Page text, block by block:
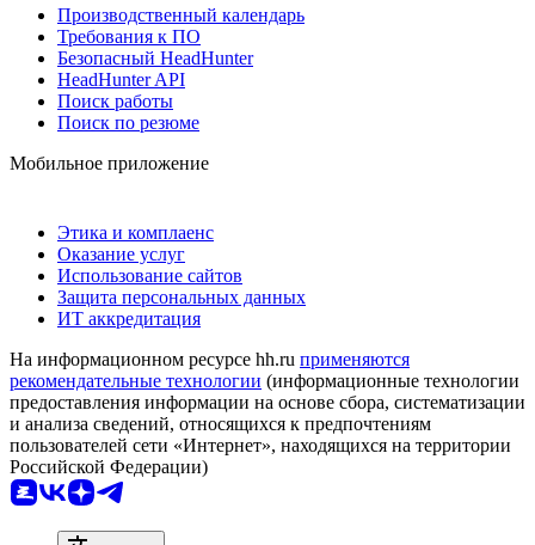
Производственный календарь
Требования к ПО
Безопасный HeadHunter
HeadHunter API
Поиск работы
Поиск по резюме
Мобильное приложение
Этика и комплаенс
Оказание услуг
Использование сайтов
Защита персональных данных
ИТ аккредитация
На информационном ресурсе hh.ru применяются
рекомендательные технологии (информационные технологии
предоставления информации на основе сбора, систематизации
и анализа сведений, относящихся к предпочтениям
пользователей сети «Интернет», находящихся на территории
Российской Федерации)